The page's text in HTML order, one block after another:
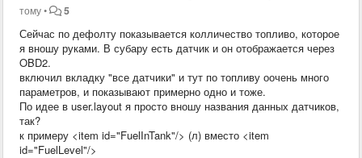
тому• 5
Сейчас по дефолту показывается колличество топливо, которое
я вношу руками. В субару есть датчик и он отображается через
OBD2.
включил вкладку "все датчики" и тут по топливу оочень много
параметров, и показывают примерно одно и тоже.
По идее в user.layout я просто вношу названия данных датчиков,
так?
к примеру <item id="FuelInTank"/> (л) вместо <item
id="FuelLevel"/>